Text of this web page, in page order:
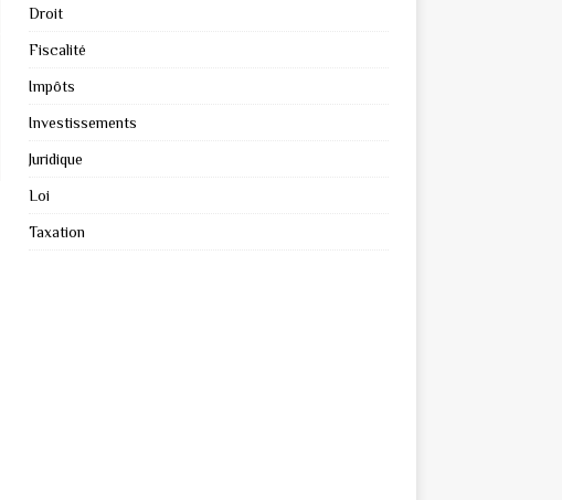
Droit
Fiscalité
Impôts
Investissements
Juridique
Loi
Taxation